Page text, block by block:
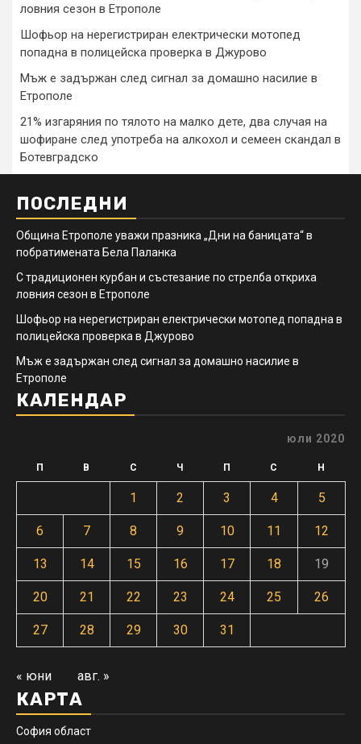
ловния сезон в Етрополе
Шофьор на нерегистриран електрически мотопед
попадна в полицейска проверка в Джурово
Мъж е задържан след сигнал за домашно насилие в
Етрополе
21% изгаряния по тялото на малко дете, два случая на
шофиране след употреба на алкохол и семеен скандал в
Ботевградско
ПОСЛЕДНИ
Община Етрополе уважи празника „Дни на баницата“ в
побратимената Бела Паланка
С традиционен курбан и състезание по стрелба откриха
ловния сезон в Етрополе
Шофьор на нерегистриран електрически мотопед попадна в
полицейска проверка в Джурово
Мъж е задържан след сигнал за домашно насилие в
Етрополе
КАЛЕНДАР
юли 2020
П В С Ч П С Н
1 2 3 4 5
6 7 8 9 10 11 12
13 14 15 16 17 18 19
20 21 22 23 24 25 26
27 28 29 30 31
« юни авг. »
КАРТА
София област